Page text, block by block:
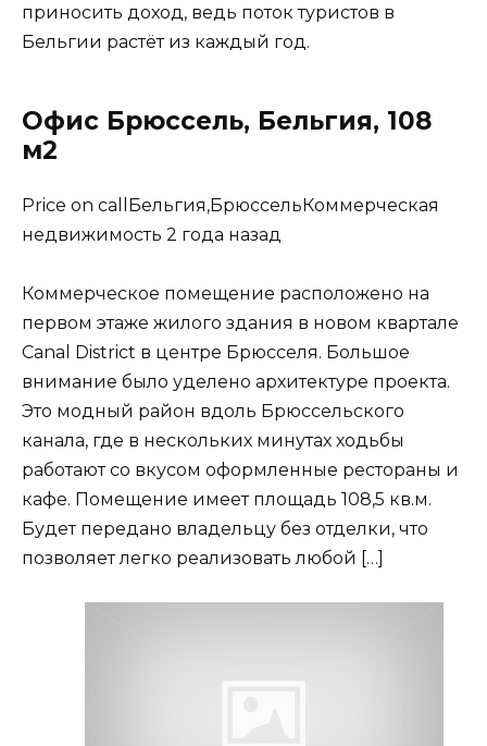
приносить доход, ведь поток туристов в
Бельгии растёт из каждый год.
Офис Брюссель, Бельгия, 108
м2
Price on callБельгия,БрюссельКоммерческая
недвижимость 2 года назад
Коммерческое помещение расположено на
первом этаже жилого здания в новом квартале
Canal District в центре Брюсселя. Большое
внимание было уделено архитектуре проекта.
Это модный район вдоль Брюссельского
канала, где в нескольких минутах ходьбы
работают со вкусом оформленные рестораны и
кафе. Помещение имеет площадь 108,5 кв.м.
Будет передано владельцу без отделки, что
позволяет легко реализовать любой […]